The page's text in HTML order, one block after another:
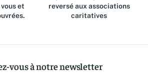
et
reversé aux associations
caritatives
vous à notre newsletter